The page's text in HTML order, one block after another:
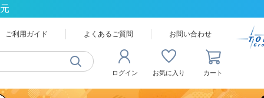
ご利用ガイド よくあるご質問 お問い合わせ
ログイン お気に入り カート